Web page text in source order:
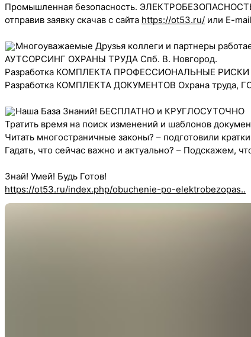
Промышленная безопасность.
отправив заявку скачав с сайта https://ot53.ru/ или E-
Многоуважаемые Друзья коллеги и партнеры
АУТСОРСИНГ ОХРАНЫ ТРУДА Спб. В. Новгород.
Разработка КОМПЛЕКТА ПРОФЕССИОНАЛЬНЫЕ РИСКИ
Разработка КОМПЛЕКТА ДОКУМЕНТОВ Охрана труда,
Наша База Знаний! БЕСПЛАТНО и КРУГЛОСУТОЧНО
Тратить время на поиск изменений и шаблонов
Читать многостраничные законы? – подготовили
Гадать, что сейчас важно и актуально? – Подскажем,
Знай! Умей! Будь Готов!
https://ot53.ru/index.php/obuchenie-po-elektrobezopas..